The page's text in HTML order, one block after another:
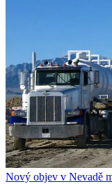
Nový objev v Nevadě